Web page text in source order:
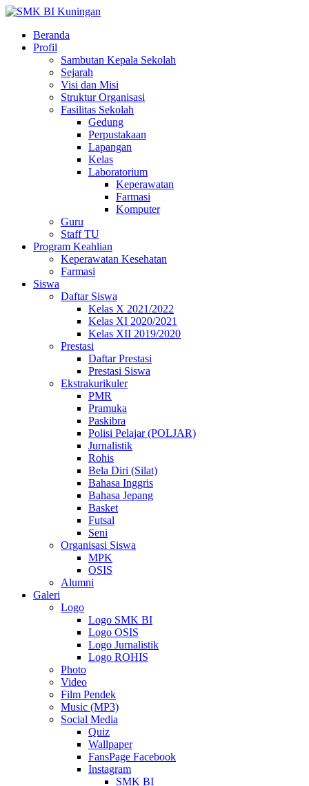
Beranda
Profil
Sambutan Kepala Sekolah
Sejarah
Visi dan Misi
Struktur Organisasi
Fasilitas Sekolah
Gedung
Perpustakaan
Lapangan
Kelas
Laboratorium
Keperawatan
Farmasi
Komputer
Guru
Staff TU
Program Keahlian
Keperawatan Kesehatan
Farmasi
Siswa
Daftar Siswa
Kelas X 2021/2022
Kelas XI 2020/2021
Kelas XII 2019/2020
Prestasi
Daftar Prestasi
Prestasi Siswa
Ekstrakurikuler
PMR
Pramuka
Paskibra
Polisi Pelajar (POLJAR)
Jurnalistik
Rohis
Bela Diri (Silat)
Bahasa Inggris
Bahasa Jepang
Basket
Futsal
Seni
Organisasi Siswa
MPK
OSIS
Alumni
Galeri
Logo
Logo SMK BI
Logo OSIS
Logo Jurnalistik
Logo ROHIS
Photo
Video
Film Pendek
Music (MP3)
Social Media
Quiz
Wallpaper
FansPage Facebook
Instagram
SMK BI